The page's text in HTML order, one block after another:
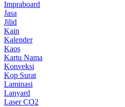
Impraboard
Jasa
Jilid
Kain
Kalender
Kaos
Kartu Nama
Konveksi
Kop Surat
Laminasi
Lanyard
Laser CO2